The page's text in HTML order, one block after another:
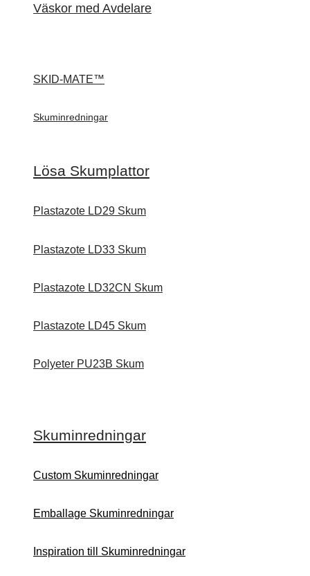
Väskor med Avdelare
SKID-MATE™
Skuminredningar
Lösa Skumplattor
Plastazote LD29 Skum
Plastazote LD33 Skum
Plastazote LD32CN Skum
Plastazote LD45 Skum
Polyeter PU23B Skum
Skuminredningar
Custom Skuminredningar
Emballage Skuminredningar
Inspiration till Skuminredningar